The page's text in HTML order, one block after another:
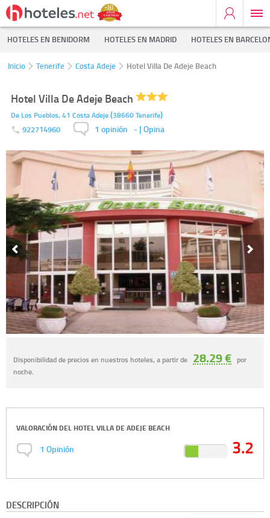
HOTELES EN BENIDORM HOTELES EN MADRID HOTELES EN
Inicio Tenerife Costa Adeje Hotel Villa De Adeje Beach
Hotel Villa De Adeje Beach
De Los Pueblos, 41 Costa Adeje(38660Tenerife)
922714960 1 opinión - | Opina
Disponibilidad de precios en nuestros hoteles, a partir de 28.29 € por
noche.
VALORACIÓN DEL HOTEL VILLA DE ADEJE BEACH
1 Opinión 3.2
DESCRIPCIÓN